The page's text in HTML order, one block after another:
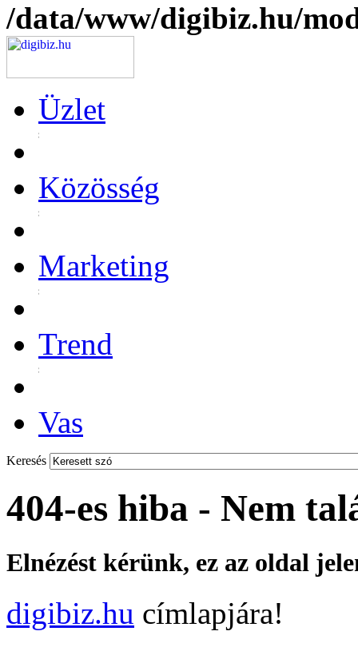
/data/www/digibiz.hu/
Üzlet
Közösség
Marketing
Trend
Vas
Keresés
404-es hiba - Nem
Elnézést kérünk, ez az oldal
digibiz.hu címlapjára!